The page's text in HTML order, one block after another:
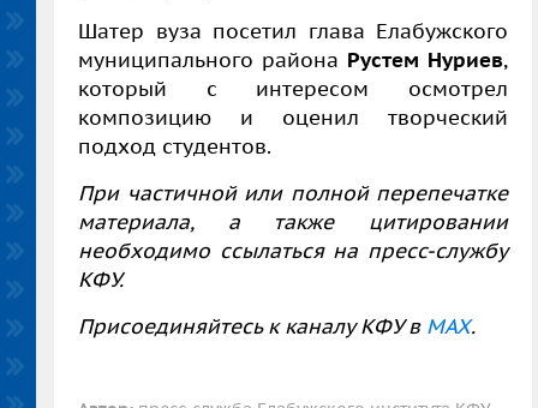
Шатер вуза посетил глава Елабужского
муниципального района Рустем Нуриев,
который с интересом осмотрел
композицию и оценил творческий
подход студентов.
При частичной или полной перепечатке
материала, а также цитировании
необходимо ссылаться на пресс-службу
КФУ.
Присоединяйтесь к каналу КФУ в MAX.